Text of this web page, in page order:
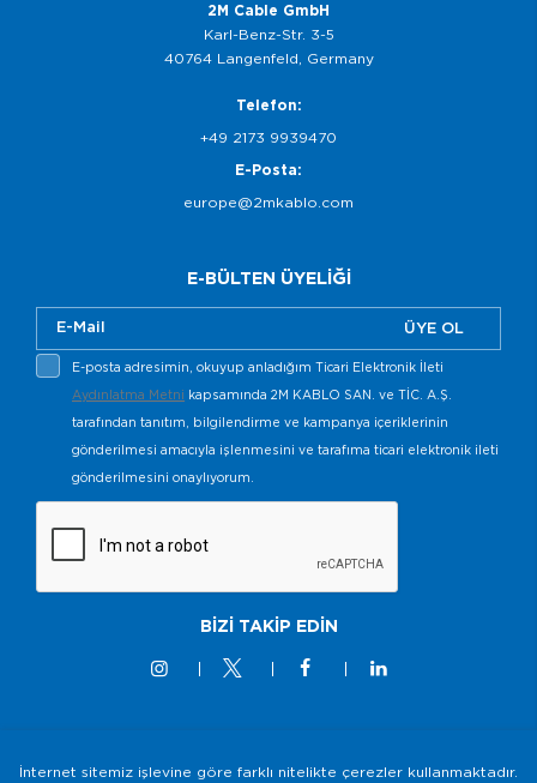
2M Cable GmbH
Karl-Benz-Str. 3-5
40764 Langenfeld, Germany
Telefon:
+49 2173 9939470
E-Posta:
europe@2mkablo.com
E-BÜLTEN ÜYELİĞİ
ÜYE OL
E-posta adresimin, okuyup anladığım Ticari Elektronik İleti
Aydınlatma Metni kapsamında 2M KABLO SAN. ve TİC. A.Ş.
tarafından tanıtım, bilgilendirme ve kampanya içeriklerinin
gönderilmesi amacıyla işlenmesini ve tarafıma ticari elektronik ileti
gönderilmesini onaylıyorum.
BİZİ TAKİP EDİN
İnternet sitemiz işlevine göre farklı nitelikte çerezler kullanmaktadır.